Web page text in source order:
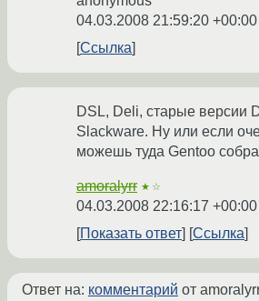
04.03.2008 21:59:20 +00:00
Ссылка
DSL, Deli, старые версии
Slackware. Ну или если
можешь туда Gentoo
amoralyrr ★☆
04.03.2008 22:16:17 +00:00
Показать ответ
Ссылка
Ответ на: комментарий от